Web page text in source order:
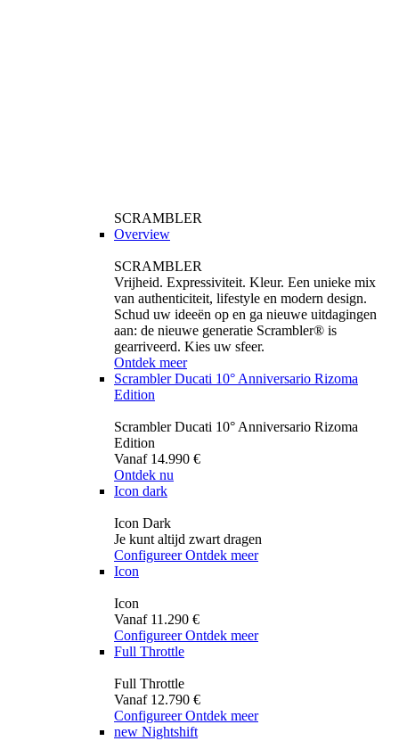
SCRAMBLER
Overview
SCRAMBLER
Vrijheid. Expressiviteit. Kleur. Een unieke mix
van authenticiteit, lifestyle en modern design.
Schud uw ideeën op en ga nieuwe uitdagingen
aan: de nieuwe generatie Scrambler® is
gearriveerd. Kies uw sfeer.
Ontdek meer
Scrambler Ducati 10° Anniversario Rizoma
Edition
Scrambler Ducati 10° Anniversario Rizoma
Edition
Vanaf 14.990 €
Ontdek nu
Icon dark
Icon Dark
Je kunt altijd zwart dragen
Configureer Ontdek meer
Icon
Icon
Vanaf 11.290 €
Configureer Ontdek meer
Full Throttle
Full Throttle
Vanaf 12.790 €
Configureer Ontdek meer
new Nightshift